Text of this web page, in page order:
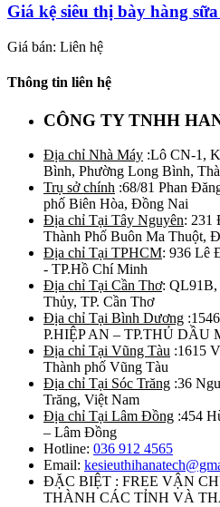
Giá kệ siêu thị bày hàng
Giá bán: Liên hệ
Thông tin liên hệ
CÔNG TY TNHH
Địa chỉ Nhà Máy :Lô CN-1,
Bình, Phường Long Bình,
Trụ sở chính :68/81 Phan
phố Biên Hòa, Đồng Nai
Địa chỉ Tại Tây Nguyên: 231
Thành Phố Buôn Ma Thuột,
Địa chỉ Tại TPHCM: 936 Lê
- TP.Hồ Chí Minh
Địa chỉ Tại Cần Thơ: QL91B,
Thủy, TP. Cần Thơ
Địa chỉ Tại Bình Dương
P.HIỆP AN – TP.THỦ
Địa chỉ Tại Vũng Tàu :1615
Thành phố Vũng Tàu
Địa chỉ Tại Sóc Trăng :36
Trăng, Việt Nam
Địa chỉ Tại Lâm Đồng :454
– Lâm Đồng
Hotline: 036 912 4565
Email:
ĐẶC BIỆT : FREE VẬN
THÀNH CÁC TỈNH VÀ